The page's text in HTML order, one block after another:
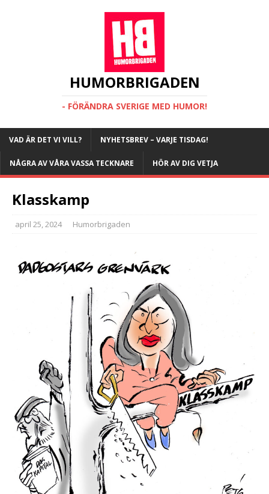
HUMORBRIGADEN
- FÖRÄNDRA SVERIGE MED HUMOR!
VAD ÄR DET VI VILL? NYHETSBREV – VARJE TISDAG!
NÅGRA AV VÅRA VASSA TECKNARE HÖR AV DIG VETJA
Klasskamp
april 25, 2024 Humorbrigaden